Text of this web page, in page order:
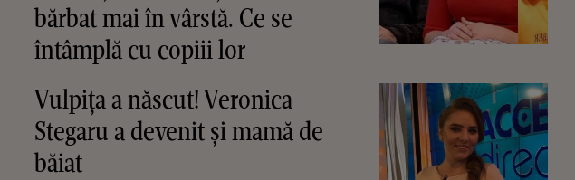
bărbat mai în vârstă. Ce se
întâmplă cu copiii lor
Vulpița a născut! Veronica
Stegaru a devenit și mamă de
băiat